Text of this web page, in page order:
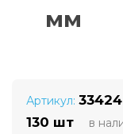
мм
Артикул: 33424
130 шт
в